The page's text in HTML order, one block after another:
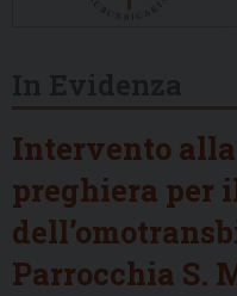
Intervento
preghiera per
Parrocchia S.